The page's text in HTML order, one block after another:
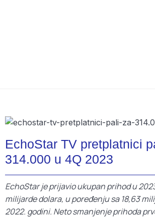
EchoStar TV pretplatnici
314.000 u 4Q 2023
EchoStar je prijavio ukupan prihod u
milijarde dolara, u poređenju sa 18,63
2022. godini. Neto smanjenje prihoda